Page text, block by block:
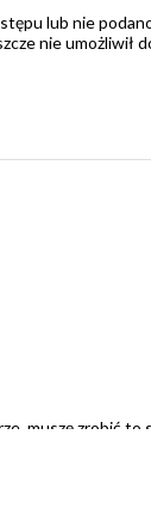
lub nie
nie umożliwił
muszę zrobić to
„Wszyscy